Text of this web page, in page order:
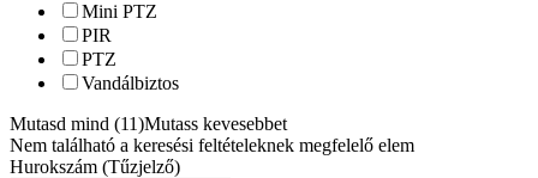
Mini PTZ
PIR
PTZ
Vandálbiztos
Mutasd mind (11)Mutass kevesebbet
Nem található a keresési feltételeknek megfelelő elem
Hurokszám (Tűzjelző)